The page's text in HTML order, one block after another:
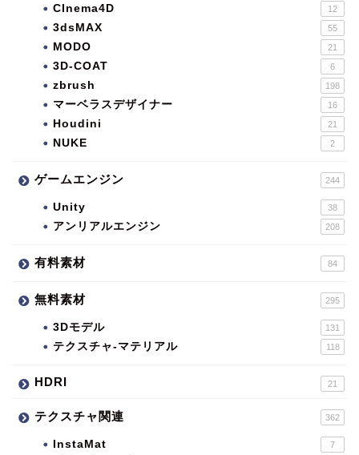
CInema4D 12
3dsMAX 55
MODO 21
3D-COAT 6
zbrush 198
マーベラスデザイナー 16
Houdini 21
NUKE 2
ゲームエンジン 244
Unity 38
アンリアルエンジン 208
有料素材 84
無料素材 295
3Dモデル 131
テクスチャ-マテリアル 118
HDRI 21
テクスチャ関連 362
InstaMat 7